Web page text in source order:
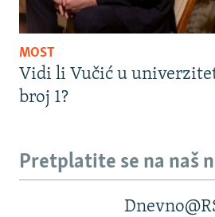
MOST
Vidi li Vučić u
broj 1?
Pretplatite se na naš